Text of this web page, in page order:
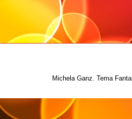
Michela Ganz. Tema